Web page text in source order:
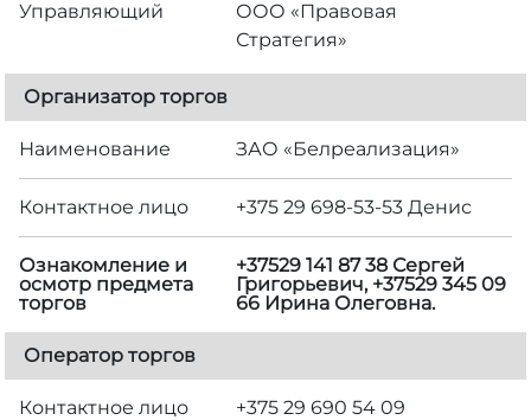
Управляющий
ООО «Правовая
Стратегия»
Организатор торгов
Наименование ЗАО «Белреализация»
Контактное лицо +375 29 698-53-53 Денис
Ознакомление и
осмотр предмета
торгов
+37529 141 87 38 Сергей
Григорьевич, +37529 345 09
66 Ирина Олеговна.
Оператор торгов
Контактное лицо +375 29 690 54 09